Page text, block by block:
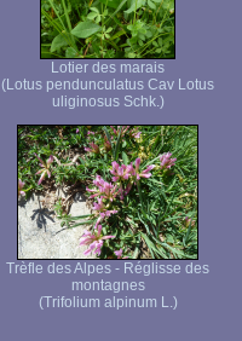
Lotier des marais
(Lotus pendunculatus Cav Lotus
uliginosus Schk.)
Trèfle des Alpes - Réglisse des
montagnes
(Trifolium alpinum L.)